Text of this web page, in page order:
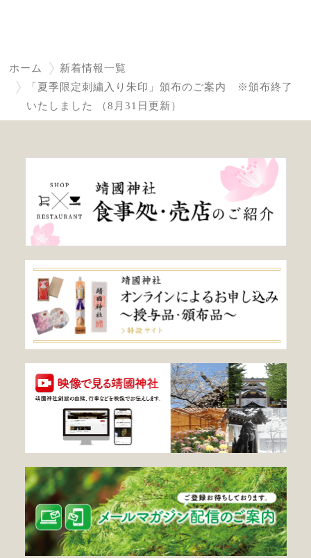
ホーム
新着情報一覧
「夏季限定刺繍入り朱印」頒布のご案内 ※頒布終了
いたしました （8月31日更新）